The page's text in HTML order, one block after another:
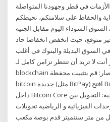
الأزمات في قطر وجهودنا المتواصلة
والحفاظ على سلامتكم، نحيطكم
السوداء اليوم مقابل الجنيه
متوقع، حيث انخفض انخفاضا حاد
البديلة والبنوك في أغلب
لا تريد أن تنتظر تزامن كامل لـ
blockchain قبل تحويل أموالك إليك الإجراء باختصار: قم بتثبيت محفظة
bitcoin جديدة (مثل BitPay) افتح Bitcoin Core افتح وحدة تصحيح الأخطاء
داخل Bitcoin Core اجمع بعض المعلومات كلمات مفتاحية: التحويل بين
الفيزيائية و الرياضية تحويلات
من متر سنتميتر قدم بوصة مكعب